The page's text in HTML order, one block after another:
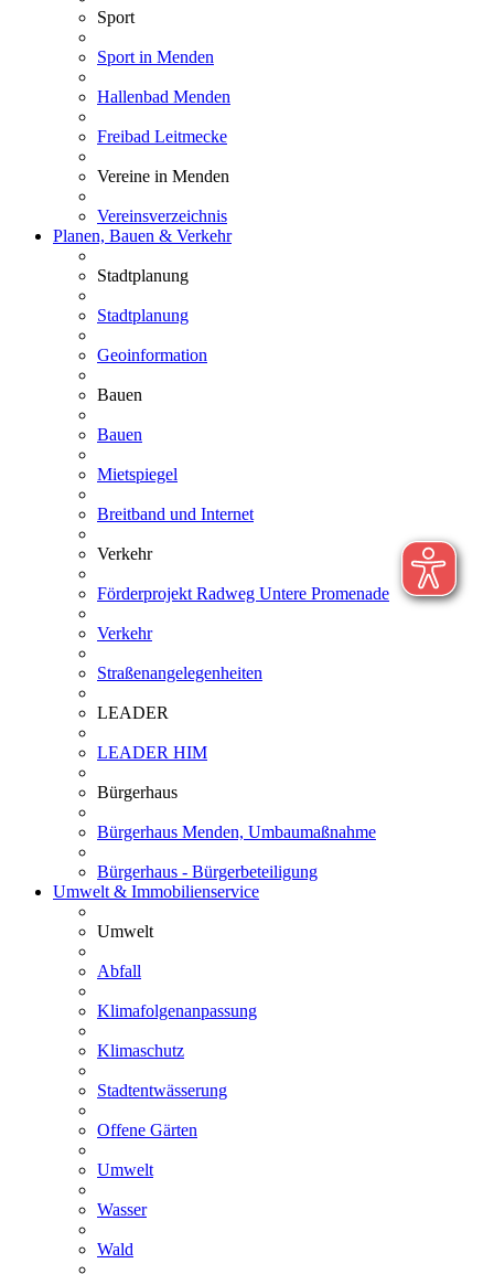
Sport
Sport in Menden
Hallenbad Menden
Freibad Leitmecke
Vereine in Menden
Vereinsverzeichnis
Planen, Bauen & Verkehr
Stadtplanung
Stadtplanung
Geoinformation
Bauen
Bauen
Mietspiegel
Breitband und Internet
Verkehr
Förderprojekt Radweg Untere Promenade
Verkehr
Straßenangelegenheiten
LEADER
LEADER HIM
Bürgerhaus
Bürgerhaus Menden, Umbaumaßnahme
Bürgerhaus - Bürgerbeteiligung
Umwelt & Immobilienservice
Umwelt
Abfall
Klimafolgenanpassung
Klimaschutz
Stadtentwässerung
Offene Gärten
Umwelt
Wasser
Wald